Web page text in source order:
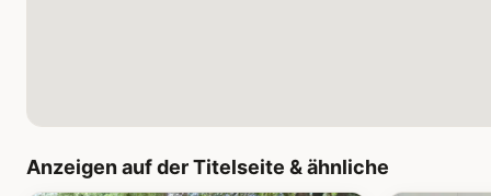
Anzeigen auf der Titelseite & ähnliche